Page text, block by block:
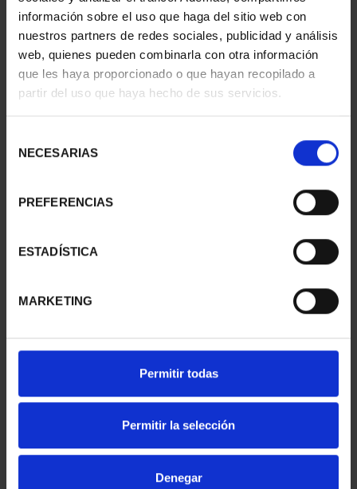
información sobre el uso que haga del sitio web con
nuestros partners de redes sociales, publicidad y análisis
web, quienes pueden combinarla con otra información
que les haya proporcionado o que hayan recopilado a
partir del uso que haya hecho de sus servicios.
NECESARIAS
PREFERENCIAS
ESTADÍSTICA
MARKETING
Permitir todas
Permitir la selección
Denegar
SPANISH CAPITALS -
SPANISH CAPITALS -